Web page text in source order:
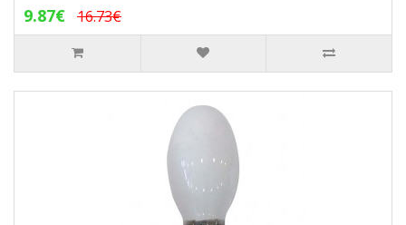
9.87€ 16.73€